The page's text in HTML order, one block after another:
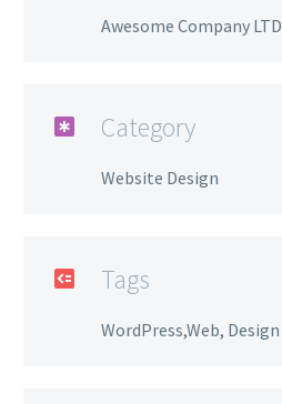
Awesome Company LTD
 Category
Website Design
 Tags
WordPress,Web, Design